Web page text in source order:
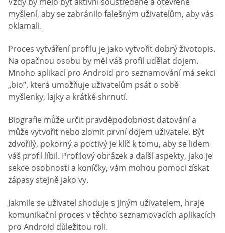
myšlení, aby se zabránilo falešným uživatelům, aby vás
oklamali.
Proces vytváření profilu je jako vytvořit dobrý životopis.
Na opačnou osobu by měl váš profil udělat dojem.
Mnoho aplikací pro Android pro seznamování má sekci
„bio“, která umožňuje uživatelům psát o sobě
myšlenky, lajky a krátké shrnutí.
Biografie může určit pravděpodobnost datování a
může vytvořit nebo zlomit první dojem uživatele. Být
zdvořilý, pokorný a poctivý je klíč k tomu, aby se lidem
váš profil líbil. Profilový obrázek a další aspekty, jako je
sekce osobnosti a koníčky, vám mohou pomoci získat
zápasy stejně jako vy.
Jakmile se uživatel shoduje s jiným uživatelem, hraje
komunikační proces v těchto seznamovacích aplikacích
pro Android důležitou roli.